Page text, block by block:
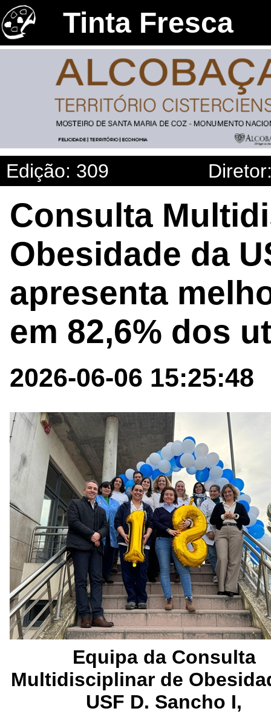
Tinta Fresca
Edição: 309
Consulta
Obesidade da
apresenta
em 82,6% dos
2026-06-06 15:25:48
Equipa da Consulta
Multidisciplinar de
USF D. Sancho I,